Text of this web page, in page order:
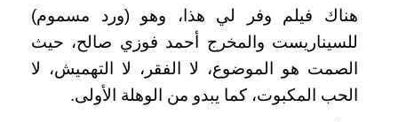
هناك فيلم وفر لي هذا، وهو (ورد مسموم)
للسيناريست والمخرج أحمد فوزي صالح، حيث
الصمت هو الموضوع، لا الفقر، لا التهميش، لا
الحب المكبوت، كما يبدو من الوهلة الأولى.